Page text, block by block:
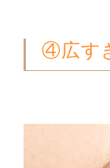
④広す